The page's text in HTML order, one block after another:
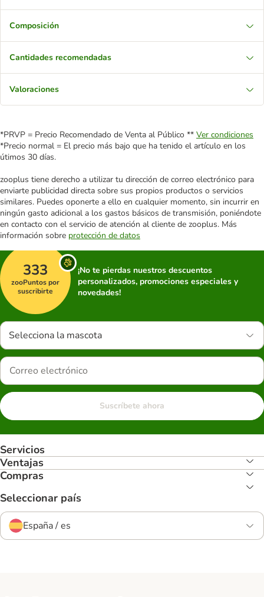
Composición
Cantidades recomendadas
Valoraciones
*PRVP = Precio Recomendado de Venta al Público ** Ver condiciones
*Precio normal = El precio más bajo que ha tenido el artículo en los
útimos 30 días.
zooplus tiene derecho a utilizar tu dirección de correo electrónico para
enviarte publicidad directa sobre sus propios productos o servicios
similares. Puedes oponerte a ello en cualquier momento, sin incurrir en
ningún gasto adicional a los gastos básicos de transmisión, poniéndote
en contacto con el servicio de atención al cliente de zooplus. Más
información sobre protección de datos
333
zooPuntos por
suscribirte
¡No te pierdas nuestros descuentos
personalizados, promociones especiales y
novedades!
Selecciona la mascota
Suscríbete ahora
Servicios
Ventajas
Compras
Seleccionar país
España / es